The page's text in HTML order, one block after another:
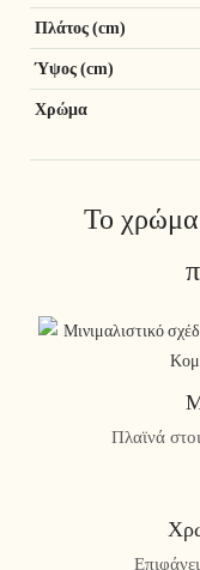
Πλάτος (cm)
Ύψος (cm)
Χρώμα
Το χρώμα
Πλαϊνά